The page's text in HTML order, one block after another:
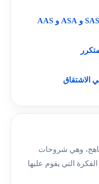
الاشتقاق
وهي شروحات
التي يقوم عليها